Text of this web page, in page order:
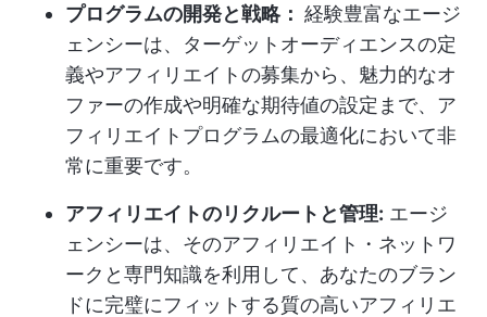
プログラムの開発と戦略： 経験豊富なエージ
ェンシーは、ターゲットオーディエンスの定
義やアフィリエイトの募集から、魅力的なオ
ファーの作成や明確な期待値の設定まで、ア
フィリエイトプログラムの最適化において非
常に重要です。
アフィリエイトのリクルートと管理: エージ
ェンシーは、そのアフィリエイト・ネットワ
ークと専門知識を利用して、あなたのブラン
ドに完璧にフィットする質の高いアフィリエ